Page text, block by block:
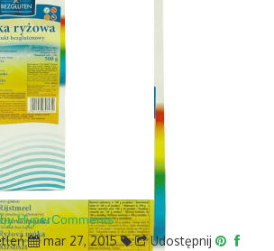
HyperComments
mar 27, 2015 Udostępnij